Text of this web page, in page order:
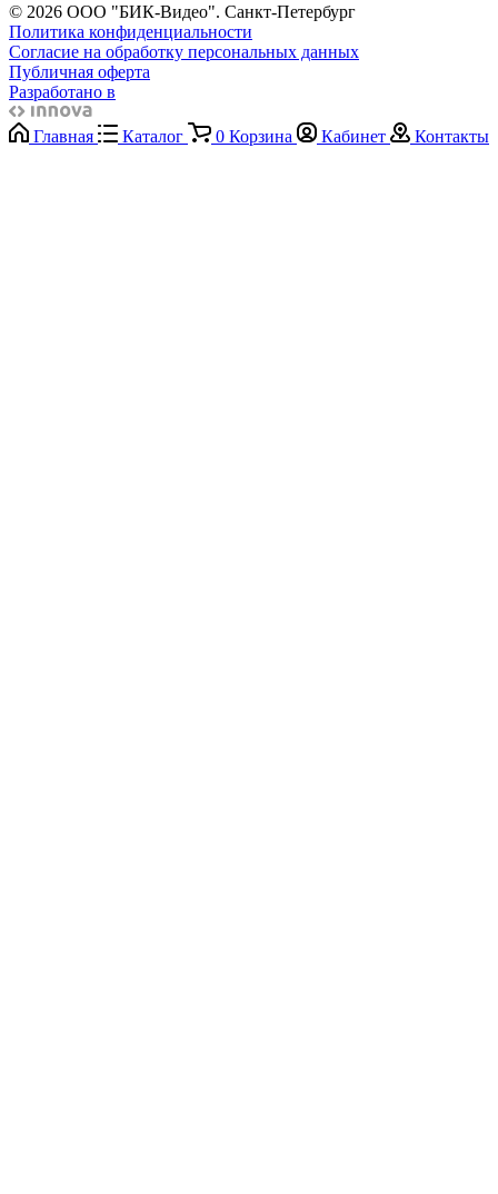
© 2026 ООО "БИК-Видео". Санкт-Петербург
Политика конфиденциальности
Согласие на обработку персональных данных
Публичная оферта
Разработано в
Главная Каталог 0 Корзина Кабинет Контакты